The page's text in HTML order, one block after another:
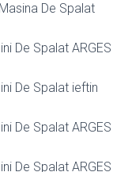
De Spalat
De Spalat ARGES
De Spalat ieftin
De Spalat ARGES
De Spalat ARGES